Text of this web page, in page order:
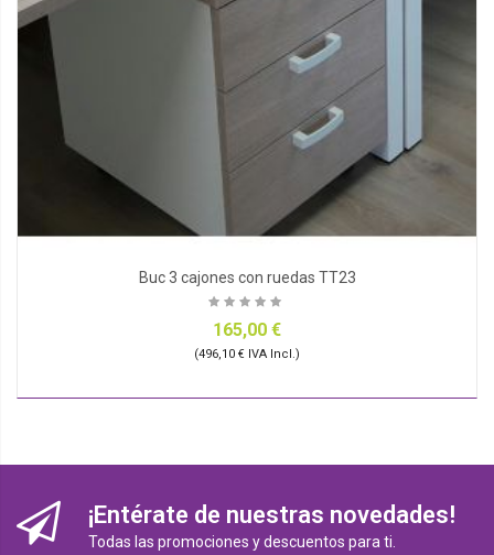
Buc 3 cajones con ruedas TT23
165,00 €
(496,10 € IVA Incl.)
¡Entérate de nuestras novedades!
Todas las promociones y descuentos para ti.